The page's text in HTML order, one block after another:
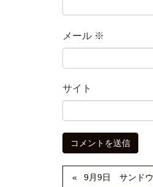
メール ※
サイト
9月9日 サンドウ